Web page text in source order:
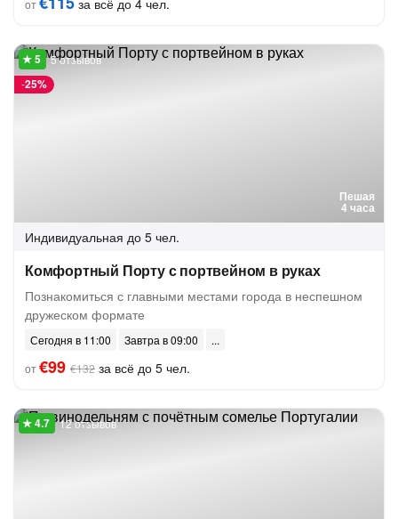
от за всё до 4 чел.
Пешая
4 часа
-25%
5 отзывов
Индивидуальная до 5 чел.
Комфортный Порту с портвейном в руках
Познакомиться с главными местами города в неспешном
дружеском формате
Сегодня в 11:00
Завтра в 09:00
от€99 €132 за всё до 5 чел.
12 отзывов